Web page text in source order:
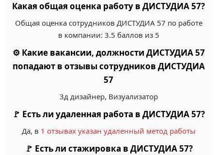
Какая общая оценка работу в ДИСТУДИА 57?
Общая оценка сотрудников ДИСТУДИА 57 по работе
в компании: 3.5 баллов из 5
⚙️ Какие вакансии, должности ДИСТУДИА 57
попадают в отзывы сотрудников ДИСТУДИА
57
3д дизайнер, Визуализатор
🚩 Есть ли удаленная работа в ДИСТУДИА 57?
Да, в 1 отзывах указан удаленный метод работы
🚩 Есть ли стажировка в ДИСТУДИА 57?